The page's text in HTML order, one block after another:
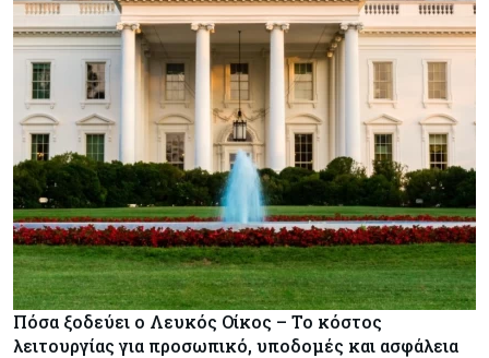
Πόσα ξοδεύει ο Λευκός Οίκος – Το κόστος
λειτουργίας για προσωπικό, υποδομές και ασφάλεια